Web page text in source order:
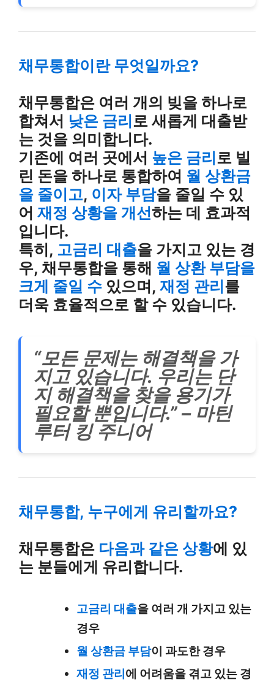
채무통합이란 무엇일까요?
채무통합은 여러 개의 빚을 하나로
합쳐서 낮은 금리로 새롭게 대출받
는 것을 의미합니다.
기존에 여러 곳에서 높은 금리로 빌
린 돈을 하나로 통합하여 월 상환금
을 줄이고, 이자 부담을 줄일 수 있
어 재정 상황을 개선하는 데 효과적
입니다.
특히, 고금리 대출을 가지고 있는 경
우, 채무통합을 통해 월 상환 부담을
크게 줄일 수 있으며, 재정 관리를
더욱 효율적으로 할 수 있습니다.
“모든 문제는 해결책을 가
지고 있습니다. 우리는 단
지 해결책을 찾을 용기가
필요할 뿐입니다.” – 마틴
루터 킹 주니어
채무통합, 누구에게 유리할까요?
채무통합은 다음과 같은 상황에 있
는 분들에게 유리합니다.
고금리 대출을 여러 개 가지고 있는
경우
월 상환금 부담이 과도한 경우
재정 관리에 어려움을 겪고 있는 경